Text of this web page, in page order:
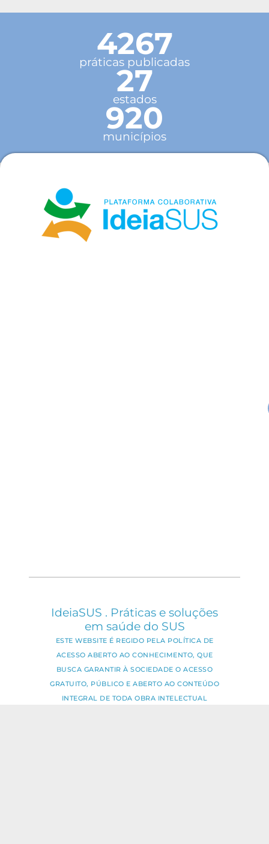
4267
práticas publicadas
27
estados
920
municípios
IdeiaSUS . Práticas e soluções
em saúde do SUS
ESTE WEBSITE É REGIDO PELA POLÍTICA DE
ACESSO ABERTO AO CONHECIMENTO, QUE
BUSCA GARANTIR À SOCIEDADE O ACESSO
GRATUITO, PÚBLICO E ABERTO AO CONTEÚDO
INTEGRAL DE TODA OBRA INTELECTUAL